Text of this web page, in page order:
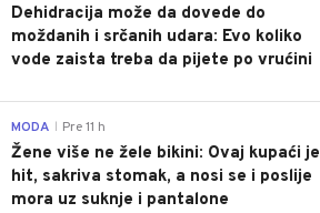
Dehidracija može da dovede do
moždanih i srčanih udara: Evo koliko
vode zaista treba da pijete po vrućini
MODA Pre 11 h
Žene više ne žele bikini: Ovaj kupaći je
hit, sakriva stomak, a nosi se i poslije
mora uz suknje i pantalone